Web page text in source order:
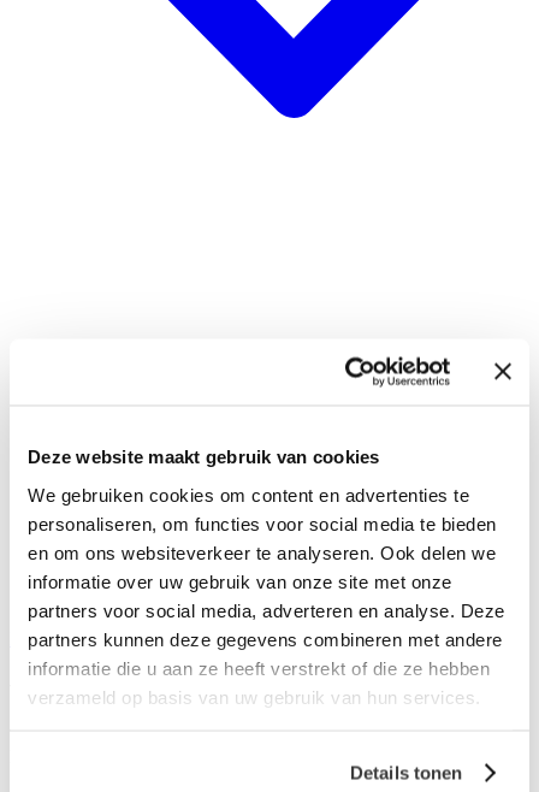
Deze website maakt gebruik van cookies
We gebruiken cookies om content en advertenties te
personaliseren, om functies voor social media te bieden
en om ons websiteverkeer te analyseren. Ook delen we
informatie over uw gebruik van onze site met onze
partners voor social media, adverteren en analyse. Deze
partners kunnen deze gegevens combineren met andere
informatie die u aan ze heeft verstrekt of die ze hebben
verzameld op basis van uw gebruik van hun services.
Details tonen
Wat is Merius Hypotheken?
Waarom Merius Hypotheken?
Nieuws van Merius Hypotheken
Werken bij Merius Hypotheken
Veelgestelde vragen
Inloggen
Veldsink - Dirven